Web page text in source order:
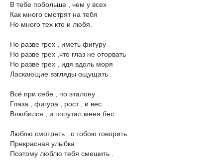
В тебе побольше , чем у всех
Как много смотрят на тебя
Но много тех кто и любя.
Но разве грех , иметь фигуру
Но разве грех ,что глаз не оторвать
Но разве грех , идя вдоль моря
Ласкающие взгляды ощущать .
Всё при себе , по эталону
Глаза , фигура , рост , и вес
Влюбился , и попутал меня бес .
Люблю смотреть . с тобою говорить
Прекрасная улыбка
Поэтому люблю тебя смешить .